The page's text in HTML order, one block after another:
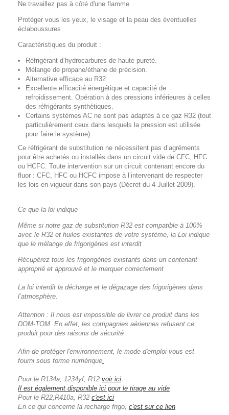
Ne travaillez pas à côté d'une flamme
Protéger vous les yeux, le visage et la peau des éventuelles
éclaboussures
Caractéristiques du produit :
Réfrigérant d’hydrocarbures de haute pureté.
Mélange de propane/éthane de précision.
Alternative efficace au R32
Excellente efficacité énergétique et capacité de
refroidissement. Opération à des pressions inférieures à celles
des réfrigérants synthétiques.
Certains systèmes AC ne sont pas adaptés à ce gaz R32 (tout
particulièrement ceux dans lesquels la pression est utilisée
pour faire le système).
Ce réfrigérant de substitution ne nécessitent pas d’agréments
pour être achetés ou installés dans un circuit vide de CFC, HFC
ou HCFC. Toute intervention sur un circuit contenant encore du
fluor : CFC, HFC ou HCFC impose à l’intervenant de respecter
les lois en vigueur dans son pays (Décret du 4 Juillet 2009).
Ce que la loi indique
Même si notre gaz de substitution R32 est compatible à 100%
avec le R32 et huiles existantes de votre système, la Loi indique
que le mélange de frigorigènes est interdit
Récupérez tous les frigorigènes existants dans un contenant
approprié et approuvé et le marquer correctement
La loi interdit la décharge et le dégazage des frigorigènes dans
l’atmosphère.
Attention : Il nous est impossible de livrer ce produit dans les
DOM-TOM. En effet, les compagnies aériennes refusent ce
produit pour des raisons de sécurité
Afin de protéger l'environnement, le mode d'emploi vous est
fourni sous forme numérique
Pour le R134a, 1234yf, R12 voir ici
Il est également disponible ici pour le tirage au vide
Pour le R22,R410a, R32 c'est ici
En ce qui concerne la recharge frigo, c'est sur ce lien